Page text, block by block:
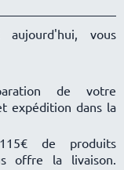
vous
de votre
expédition dans la
de produits
offre la livaison.